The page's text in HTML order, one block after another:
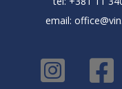
email: